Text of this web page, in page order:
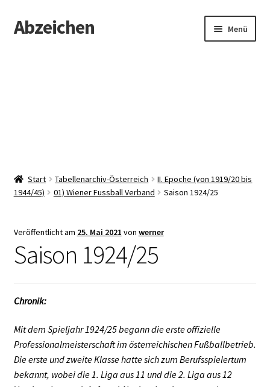
Zur
Navigation
Zum
Inhalt
Abzeichen Menü
Start Tabellenarchiv-Österreich
II. Epoche (von 1919/20 bis
1944/45)
01) Wiener Fussball Verband Saison 1924/25
Veröffentlicht am 25. Mai 2021 von werner
Saison 1924/25
Chronik:
Mit dem Spieljahr 1924/25 begann die erste offizielle
Professionalmeisterschaft im österreichischen Fußballbetrieb.
Die erste und zweite Klasse hatte sich zum Berufsspielertum
bekannt, wobei die 1. Liga aus 11 und die 2. Liga aus 12